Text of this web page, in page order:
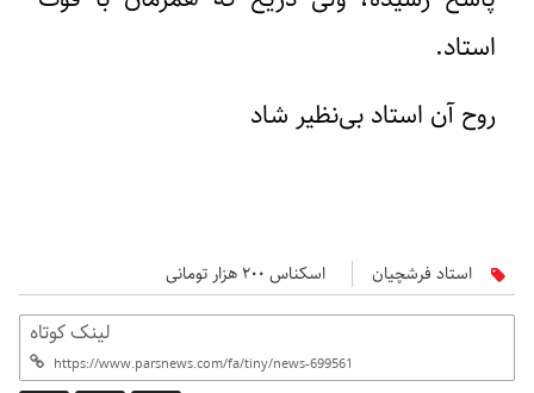
استاد.
روح آن استاد بی‌نظیر شاد
استاد فرشچیان اسکناس ۲۰۰ هزار تومانی‌
لینک کوتاه